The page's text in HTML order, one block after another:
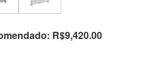
R$9,420.00